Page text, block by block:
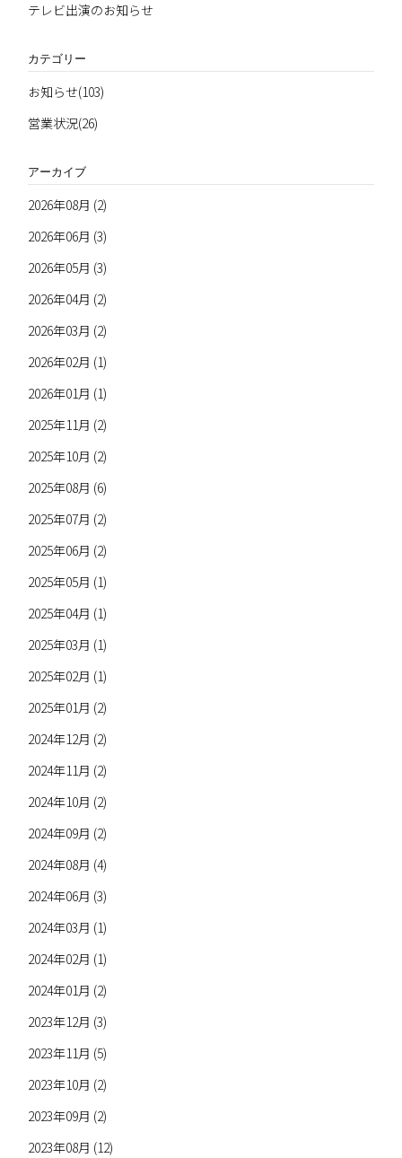
テレビ出演のお知らせ
カテゴリー
お知らせ(103)
営業状況(26)
アーカイブ
2026年08月 (2)
2026年06月 (3)
2026年05月 (3)
2026年04月 (2)
2026年03月 (2)
2026年02月 (1)
2026年01月 (1)
2025年11月 (2)
2025年10月 (2)
2025年08月 (6)
2025年07月 (2)
2025年06月 (2)
2025年05月 (1)
2025年04月 (1)
2025年03月 (1)
2025年02月 (1)
2025年01月 (2)
2024年12月 (2)
2024年11月 (2)
2024年10月 (2)
2024年09月 (2)
2024年08月 (4)
2024年06月 (3)
2024年03月 (1)
2024年02月 (1)
2024年01月 (2)
2023年12月 (3)
2023年11月 (5)
2023年10月 (2)
2023年09月 (2)
2023年08月 (12)